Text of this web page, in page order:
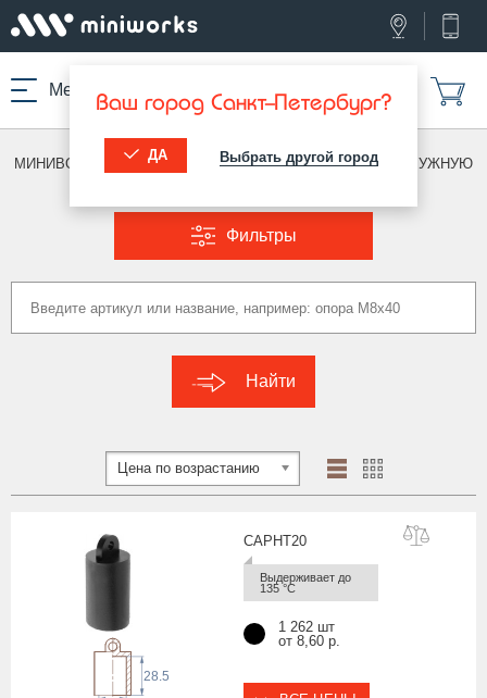
Меню Ваш город Санкт-Петербург?
ДА Выбрать другой город
МИНИВОРКС ПРО /ТЕРМОСТОЙКИЕ ИЗДЕЛИЯ /ПОД НАРУЖНУЮ
Фильтры
Найти
Цена по возрастанию
CAPHT20
Выдерживает до
135 °С
28.5
1 262 шт
от 8,60 р.